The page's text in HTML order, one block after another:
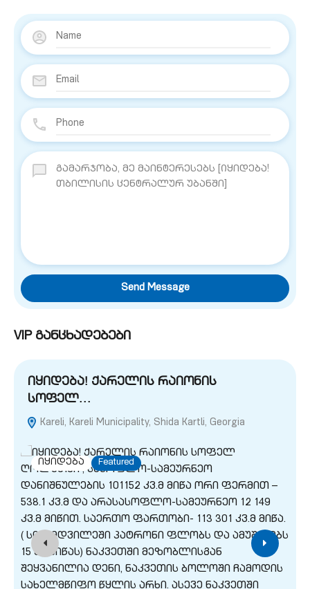
Send Message
VIP განცხადებები
იყიდება! ქარელის რაიონის
სოფელ…
Kareli, Kareli Municipality, Shida Kartli, Georgia
იყიდება Featured